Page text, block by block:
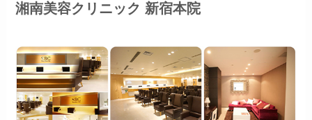
湘南美容クリニック 新宿本院